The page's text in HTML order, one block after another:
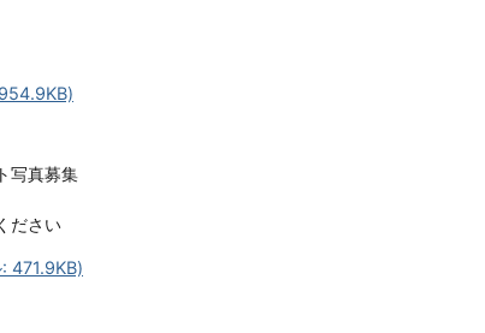
写真募集
ださい
471.9KB)